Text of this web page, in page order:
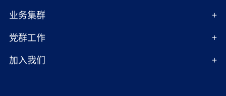
业务集群
党群工作
加入我们